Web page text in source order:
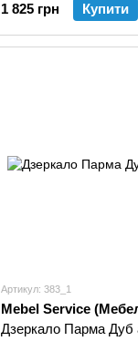
1 825 грн
Купити
Артикул: 383_1
Mebel Service
Дзеркало Парма Дуб